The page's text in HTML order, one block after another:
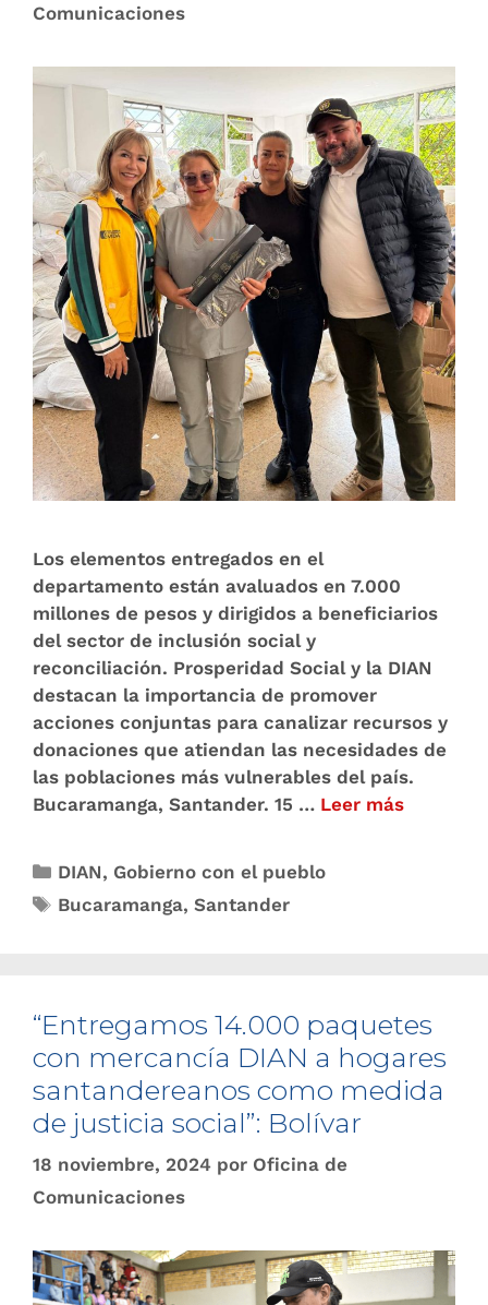
Comunicaciones
Los elementos entregados en el
departamento están avaluados en 7.000
millones de pesos y dirigidos a beneficiarios
del sector de inclusión social y
reconciliación. Prosperidad Social y la DIAN
destacan la importancia de promover
acciones conjuntas para canalizar recursos y
donaciones que atiendan las necesidades de
las poblaciones más vulnerables del país.
Bucaramanga, Santander. 15 … Leer más
DIAN, Gobierno con el pueblo
Bucaramanga,Santander
“Entregamos 14.000 paquetes
con mercancía DIAN a hogares
santandereanos como medida
de justicia social”: Bolívar
18 noviembre, 2024 por Oficina de
Comunicaciones